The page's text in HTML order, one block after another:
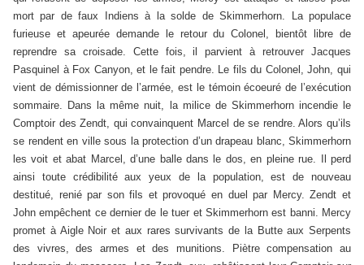
mort par de faux Indiens à la solde de Skimmerhorn. La populace
furieuse et apeurée demande le retour du Colonel, bientôt libre de
reprendre sa croisade. Cette fois, il parvient à retrouver Jacques
Pasquinel à Fox Canyon, et le fait pendre. Le fils du Colonel, John, qui
vient de démissionner de l’armée, est le témoin écoeuré de l’exécution
sommaire. Dans la même nuit, la milice de Skimmerhorn incendie le
Comptoir des Zendt, qui convainquent Marcel de se rendre. Alors qu’ils
se rendent en ville sous la protection d’un drapeau blanc, Skimmerhorn
les voit et abat Marcel, d’une balle dans le dos, en pleine rue. Il perd
ainsi toute crédibilité aux yeux de la population, est de nouveau
destitué, renié par son fils et provoqué en duel par Mercy. Zendt et
John empêchent ce dernier de le tuer et Skimmerhorn est banni. Mercy
promet à Aigle Noir et aux rares survivants de la Butte aux Serpents
des vivres, des armes et des munitions. Piètre compensation au